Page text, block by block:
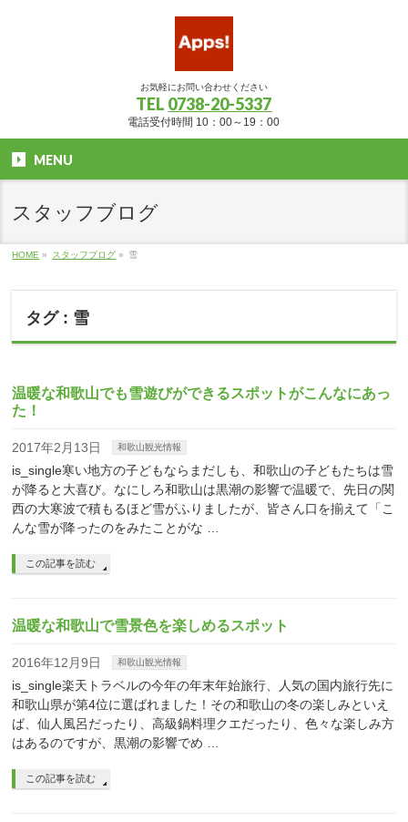
お気軽にお問い合わせください
TEL 0738-20-5337
電話受付時間 10：00～19：00
MENU
スタッフブログ
HOME » スタッフブログ » 雪
タグ : 雪
温暖な和歌山でも雪遊びができるスポットがこんなにあっ
た！
2017年2月13日 和歌山観光情報
is_single寒い地方の子どもならまだしも、和歌山の子どもたちは雪
が降ると大喜び。なにしろ和歌山は黒潮の影響で温暖で、先日の関
西の大寒波で積もるほど雪がふりましたが、皆さん口を揃えて「こ
んな雪が降ったのをみたことがな …
この記事を読む
温暖な和歌山で雪景色を楽しめるスポット
2016年12月9日 和歌山観光情報
is_single楽天トラベルの今年の年末年始旅行、人気の国内旅行先に
和歌山県が第4位に選ばれました！その和歌山の冬の楽しみといえ
ば、仙人風呂だったり、高級鍋料理クエだったり、色々な楽しみ方
はあるのですが、黒潮の影響でめ …
この記事を読む